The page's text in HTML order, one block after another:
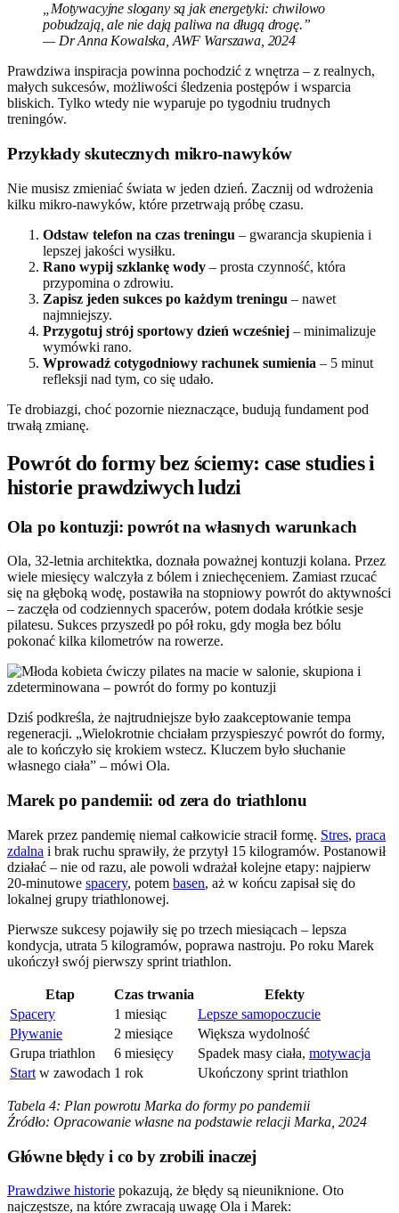
„Motywacyjne slogany są jak energetyki: chwilowo
pobudzają, ale nie dają paliwa na długą drogę.”
— Dr Anna Kowalska, AWF Warszawa, 2024
Prawdziwa inspiracja powinna pochodzić z wnętrza – z realnych,
małych sukcesów, możliwości śledzenia postępów i wsparcia
bliskich. Tylko wtedy nie wyparuje po tygodniu trudnych
treningów.
Przykłady skutecznych mikro-nawyków
Nie musisz zmieniać świata w jeden dzień. Zacznij od wdrożenia
kilku mikro-nawyków, które przetrwają próbę czasu.
Odstaw telefon na czas treningu – gwarancja skupienia i
lepszej jakości wysiłku.
Rano wypij szklankę wody – prosta czynność, która
przypomina o zdrowiu.
Zapisz jeden sukces po każdym treningu – nawet
najmniejszy.
Przygotuj strój sportowy dzień wcześniej – minimalizuje
wymówki rano.
Wprowadź cotygodniowy rachunek sumienia – 5 minut
refleksji nad tym, co się udało.
Te drobiazgi, choć pozornie nieznaczące, budują fundament pod
trwałą zmianę.
Powrót do formy bez ściemy: case studies i
historie prawdziwych ludzi
Ola po kontuzji: powrót na własnych warunkach
Ola, 32-letnia architektka, doznała poważnej kontuzji kolana. Przez
wiele miesięcy walczyła z bólem i zniechęceniem. Zamiast rzucać
się na głęboką wodę, postawiła na stopniowy powrót do aktywności
– zaczęła od codziennych spacerów, potem dodała krótkie sesje
pilatesu. Sukces przyszedł po pół roku, gdy mogła bez bólu
pokonać kilka kilometrów na rowerze.
Dziś podkreśla, że najtrudniejsze było zaakceptowanie tempa
regeneracji. „Wielokrotnie chciałam przyspieszyć powrót do formy,
ale to kończyło się krokiem wstecz. Kluczem było słuchanie
własnego ciała” – mówi Ola.
Marek po pandemii: od zera do triathlonu
Marek przez pandemię niemal całkowicie stracił formę. Stres, praca
zdalna i brak ruchu sprawiły, że przytył 15 kilogramów. Postanowił
działać – nie od razu, ale powoli wdrażał kolejne etapy: najpierw
20-minutowe spacery, potem basen, aż w końcu zapisał się do
lokalnej grupy triathlonowej.
Pierwsze sukcesy pojawiły się po trzech miesiącach – lepsza
kondycja, utrata 5 kilogramów, poprawa nastroju. Po roku Marek
ukończył swój pierwszy sprint triathlon.
Etap Czas trwania
Efekty
Spacery
1 miesiąc
Lepsze samopoczucie
Pływanie
2 miesiące
Większa wydolność
Grupa triathlon
6 miesięcy Spadek masy ciała, motywacja
Start w zawodach 1 rok Ukończony sprint triathlon
Tabela 4: Plan powrotu Marka do formy po pandemii
Źródło: Opracowanie własne na podstawie relacji Marka, 2024
Główne błędy i co by zrobili inaczej
Prawdziwe historie pokazują, że błędy są nieuniknione. Oto
najczęstsze, na które zwracają uwagę Ola i Marek: